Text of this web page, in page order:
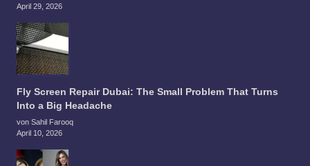
April 29, 2026
Fly Screen Repair Dubai: The Small Problem That Turns
Into a Big Headache
von Sahil Farooq
April 10, 2026